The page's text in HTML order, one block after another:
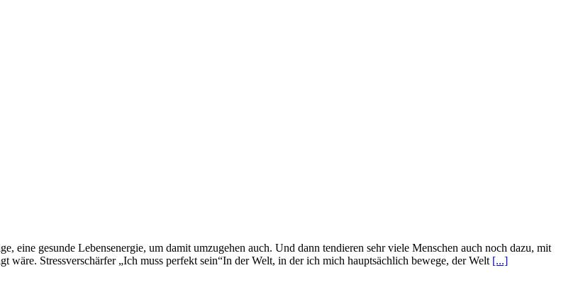
eine gesunde Lebensenergie, um damit umzugehen auch. Und dann tendieren sehr viele Menschen auch noch dazu, mit
wäre. Stressverschärfer „Ich muss perfekt sein“In der Welt, in der ich mich hauptsächlich bewege, der Welt [...]